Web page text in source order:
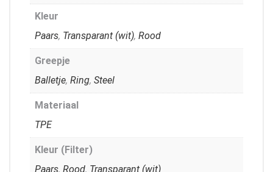
Kleur
Paars, Transparant (wit), Rood
Greepje
Balletje, Ring, Steel
Materiaal
TPE
Kleur (Filter)
Paars, Rood, Transparant (wit)